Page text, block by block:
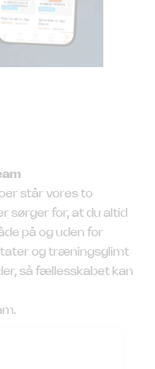
står vores to
sørger for, at du altid
på og uden for
og træningsglimt
så fællesskabet kan